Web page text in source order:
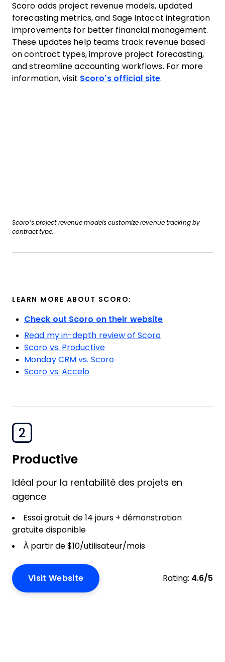
Scoro’s project revenue models customize revenue tracking by
contract type.
Scoro adds project revenue models, updated
forecasting metrics, and Sage Intacct integration
improvements for better financial management.
These updates help teams track revenue based
on contract types, improve project forecasting,
and streamline accounting workflows. For more
information, visit Scoro’s official site.
LEARN MORE ABOUT SCORO:
Check out Scoro on their website
Read my in-depth review of Scoro
Scoro vs. Productive
Monday CRM vs. Scoro
Scoro vs. Accelo
2
Productive
Idéal pour la rentabilité des projets en
agence
Essai gratuit de 14 jours + démonstration
gratuite disponible
À partir de $10/utilisateur/mois
Visit Website Rating: 4.6/5